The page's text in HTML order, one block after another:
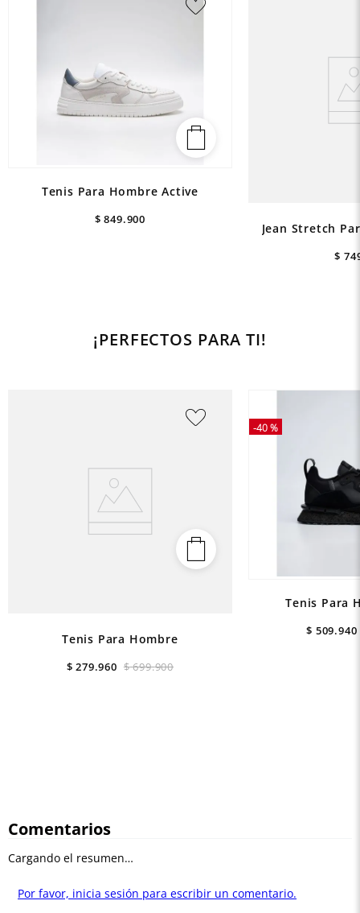
Tenis Para Hombre Active
$ 849.900
Jean Stretch
$
¡PERFECTOS PARA TI!
Tenis Para Hombre
$ 699.900
$ 279.960
-40 %
Tenis Para
$ 509.940
Comentarios
Cargando el resumen…
Por favor, inicia sesión para escribir un comentario.